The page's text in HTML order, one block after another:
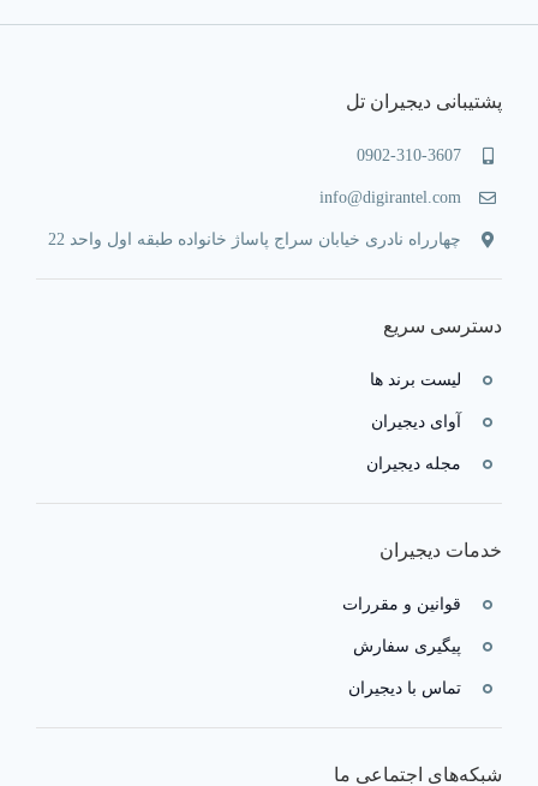
پشتیبانی دیجیران تل
0902-310-3607
info@digirantel.com
چهارراه نادری خیابان سراج پاساژ خانواده طبقه اول واحد 22
دسترسی سریع
لیست برند ها
آوای دیجیران
مجله دیجیران
خدمات دیجیران
قوانین و مقررات
پیگیری سفارش
تماس با دیجیران
شبکه‌های اجتماعی ما